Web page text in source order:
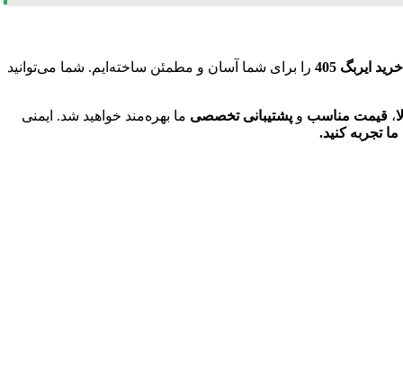
خرید ایربگ 405
را برای شما آسان و مطمئن ساخته‌ایم. شما می‌توانید
، قیمت مناسب و پشتیبانی تخصصی ما بهره‌مند خواهید شد. ایمنی
تجربه کنید.